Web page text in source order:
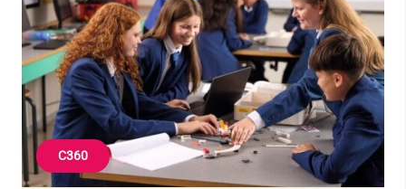
C360